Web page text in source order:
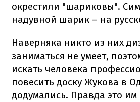
окрестили "шариковы".
надувной шарик – на
Наверняка никто из них
заниматься не умеет,
искать человека
повесить доску Жукова в
додумались. Правда это им